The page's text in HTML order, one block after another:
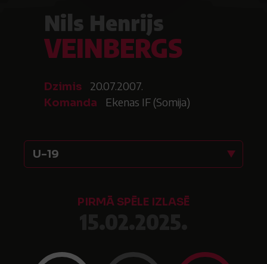
Nils Henrijs
VEINBERGS
Dzimis 20.07.2007.
Komanda Ekenas IF (Somija)
U-19
PIRMĀ SPĒLE IZLASĒ